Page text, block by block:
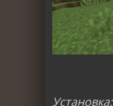
Установка: